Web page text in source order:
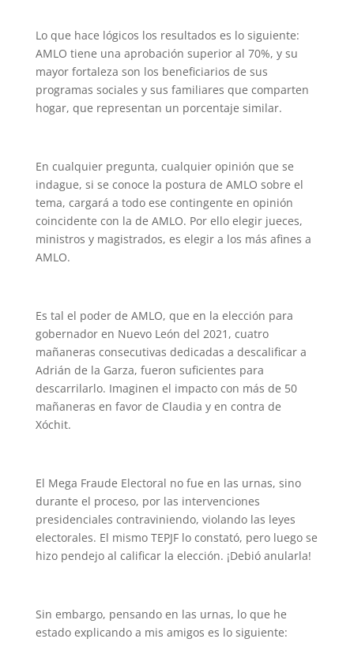
Lo que hace lógicos los resultados es lo siguiente:
AMLO tiene una aprobación superior al 70%, y su
mayor fortaleza son los beneficiarios de sus
programas sociales y sus familiares que comparten
hogar, que representan un porcentaje similar.
En cualquier pregunta, cualquier opinión que se
indague, si se conoce la postura de AMLO sobre el
tema, cargará a todo ese contingente en opinión
coincidente con la de AMLO. Por ello elegir jueces,
ministros y magistrados, es elegir a los más afines a
AMLO.
Es tal el poder de AMLO, que en la elección para
gobernador en Nuevo León del 2021, cuatro
mañaneras consecutivas dedicadas a descalificar a
Adrián de la Garza, fueron suficientes para
descarrilarlo. Imaginen el impacto con más de 50
mañaneras en favor de Claudia y en contra de
Xóchit.
El Mega Fraude Electoral no fue en las urnas, sino
durante el proceso, por las intervenciones
presidenciales contraviniendo, violando las leyes
electorales. El mismo TEPJF lo constató, pero luego se
hizo pendejo al calificar la elección. ¡Debió anularla!
Sin embargo, pensando en las urnas, lo que he
estado explicando a mis amigos es lo siguiente: